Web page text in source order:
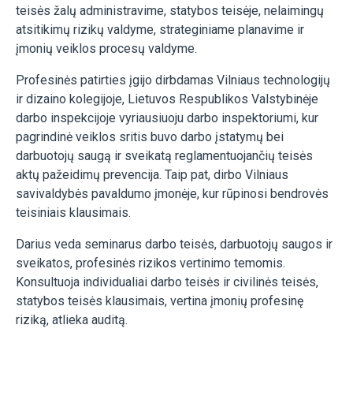
teisės žalų administravime, statybos teisėje, nelaimingų
atsitikimų rizikų valdyme, strateginiame planavime ir
įmonių veiklos procesų valdyme.
Profesinės patirties įgijo dirbdamas Vilniaus technologijų
ir dizaino kolegijoje, Lietuvos Respublikos Valstybinėje
darbo inspekcijoje vyriausiuoju darbo inspektoriumi, kur
pagrindinė veiklos sritis buvo darbo įstatymų bei
darbuotojų saugą ir sveikatą reglamentuojančių teisės
aktų pažeidimų prevencija. Taip pat, dirbo Vilniaus
savivaldybės pavaldumo įmonėje, kur rūpinosi bendrovės
teisiniais klausimais.
Darius veda seminarus darbo teisės, darbuotojų saugos ir
sveikatos, profesinės rizikos vertinimo temomis.
Konsultuoja individualiai darbo teisės ir civilinės teisės,
statybos teisės klausimais, vertina įmonių profesinę
riziką, atlieka auditą.